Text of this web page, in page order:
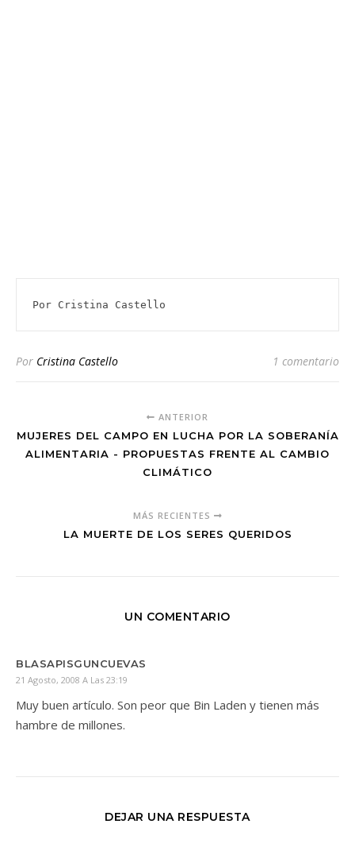
Por Cristina Castello
Por Cristina Castello 1 comentario
ANTERIOR
MUJERES DEL CAMPO EN LUCHA POR LA SOBERANÍA
ALIMENTARIA - PROPUESTAS FRENTE AL CAMBIO
CLIMÁTICO
MÁS RECIENTES
LA MUERTE DE LOS SERES QUERIDOS
UN COMENTARIO
BLASAPISGUNCUEVAS
21 Agosto, 2008 A Las 23:19
Muy buen artículo. Son peor que Bin Laden y tienen más
hambre de millones.
DEJAR UNA RESPUESTA